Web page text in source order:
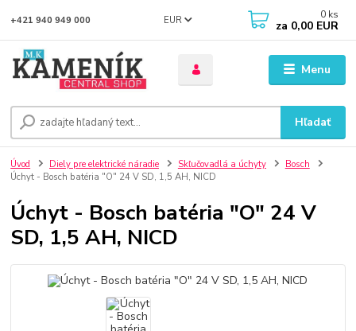
Menu
EUR
Hľadať
+421 940 949 000 0 ks
za 0,00 EUR
Úvod Diely pre elektrické náradie Skľučovadlá a úchyty
Bosch
Úchyt - Bosch batéria "O" 24 V SD, 1,5 AH, NICD
Úchyt - Bosch batéria "O" 24 V
SD, 1,5 AH, NICD